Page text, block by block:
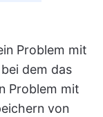
Problem mit
dem das
Problem mit
von